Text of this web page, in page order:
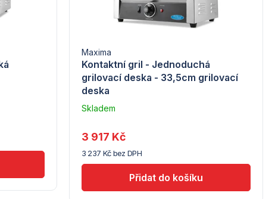
Kontaktní gril - Jednoduchá
grilovací deska - 33,5cm grilovací
deska
Maxima
Skladem
Troubsko
3 237 Kč bez DPH
3 917 Kč